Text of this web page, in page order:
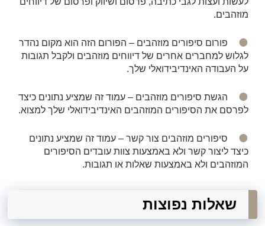
מוזהבים.
פורום סיפורים מוזהבים – הפורום הזה הוא מקום נהדר
לגלוש למחברים אחרים של דיווחים מוזהבים ולקבל תגובות
על העבודה האינדיבידואלי שלך.
הגשת סיפורים מוזהבים – עמוד זה שמציע נתונים כיצד
לפרסם את הסיפורים המוזהבים האינדיבידואלי שלך למצוא.
סיפורים מוזהבים צור קשר – עמוד זה שמציע נתונים
כיצד ליצור קשר ולא באמצעות צוות עובדים הסיפורים
המוזהבים ולא באמצעות שאלות או תגובות.
שאלות נפוצות